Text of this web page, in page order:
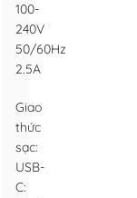
100-
240V
50/60Hz
2.5A
Giao
thức
sạc:
USB-
C: